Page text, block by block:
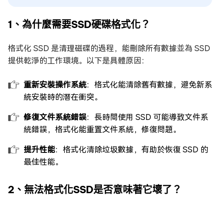
1、為什麼需要SSD硬碟格式化？
格式化 SSD 是清理磁碟的過程，能刪除所有數據並為 SSD
提供乾淨的工作環境。以下是具體原因：
重新安裝操作系統：格式化能清除舊有數據，避免新系
統安裝時的潛在衝突。
修復文件系統錯誤：長時間使用 SSD 可能導致文件系
統錯誤，格式化能重置文件系統，修復問題。
提升性能：格式化清除垃圾數據，有助於恢復 SSD 的
最佳性能。
2、無法格式化SSD是否意味著它壞了？